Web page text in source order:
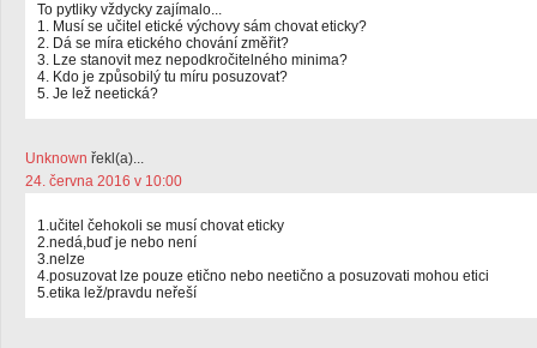
To pytliky vždycky zajímalo...
1. Musí se učitel etické výchovy sám chovat eticky?
2. Dá se míra etického chování změřit?
3. Lze stanovit mez nepodkročitelného minima?
4. Kdo je způsobilý tu míru posuzovat?
5. Je lež neetická?
Unknown řekl(a)...
24. června 2016 v 10:00
1.učitel čehokoli se musí chovat eticky
2.nedá,buď je nebo není
3.nelze
4.posuzovat lze pouze etično nebo neetično a posuzovati mohou etici
5.etika lež/pravdu neřeší